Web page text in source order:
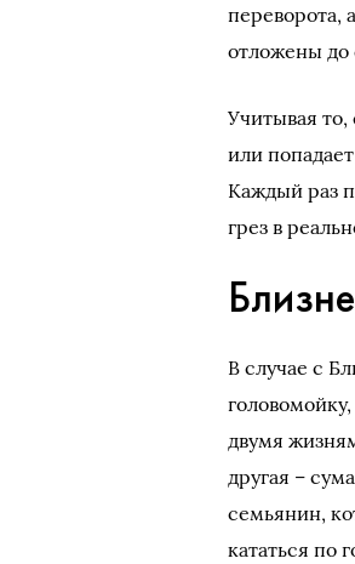
переворота,
отложены до
Учитывая то,
или
Каждый раз
грез в
В случае с
двумя
другая –
семьянин,
кататься по